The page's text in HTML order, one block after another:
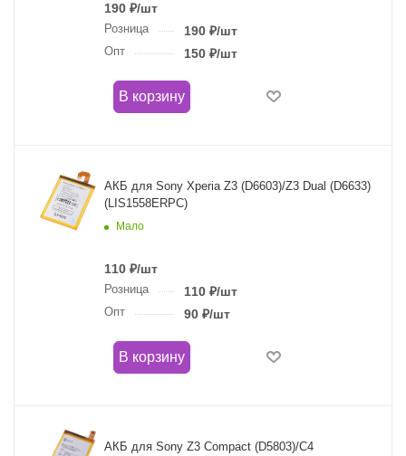
190 ₽/шт
Розница 190₽/шт
Опт 150₽/шт
В корзину
АКБ для Sony Xperia Z3 (D6603)/Z3 Dual (D6633)
(LIS1558ERPC)
Мало
110 ₽/шт
Розница 110₽/шт
Опт 90₽/шт
В корзину
АКБ для Sony Z3 Compact (D5803)/C4